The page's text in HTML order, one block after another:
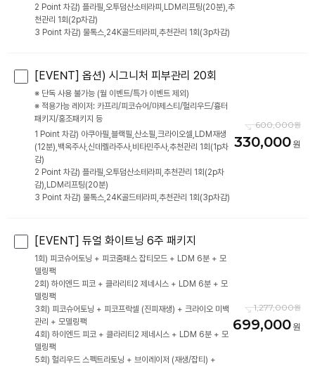
2 Point 차감) 플라필,오투덤산소테라피,LDM리프팅(20분),추
천관리 1회(2p차감)
3 Point 차감) 물톡스,24K골드테라피,추천관리 1회(3p차감)
[EVENT] 옵션) 시그니처 피부관리 20회
※ 단독 사용 불가능 (월 이벤트/특가 이벤트 제외)
※ 적용가능 레이저: 카프리/피코슈어/마제스티/헐리우드/흉터
패키지/홍조패키지 등
1 Point 차감) 아쿠아필,블랙필,산소필,크라이오셀,LDM재생
(12분),백옥주사,신데렐라주사,비타민주사,추천관리 1회(1p차
감)
2 Point 차감) 플라필,오투덤산소테라피,추천관리 1회(2p차
감),LDM리프팅(20분)
3 Point 차감) 물톡스,24K골드테라피,추천관리 1회(3p차감)
600,000
330,000
[EVENT] 듀얼 화이트닝 6주 패키지
1회) 피코슈어토닝 + 피코줌패스 잡티모드 + LDM 6분 + 모
델링팩
2회) 하이엔드 피코 + 클라리티2 제네시스 + LDM 6분 + 모
델링팩
3회) 피코슈어토닝 + 피코프락셀 (진피재생) + 크라이오 미백
관리 + 모델링팩
4회) 하이엔드 피코 + 클라리티2 제네시스 + LDM 6분 + 모
델링팩
5회) 헐리우드 스펙트라토닝 + 브이레이저 (재생/잡티) +
1,277,000
699,000